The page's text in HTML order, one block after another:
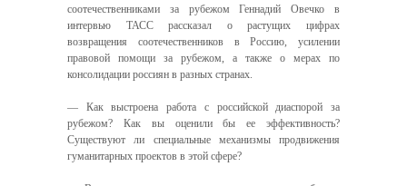
соотечественниками за рубежом Геннадий Овечко в
интервью ТАСС рассказал о растущих цифрах
возвращения соотечественников в Россию, усилении
правовой помощи за рубежом, а также о мерах по
консолидации россиян в разных странах.
— Как выстроена работа с российской диаспорой за
рубежом? Как вы оценили бы ее эффективность?
Существуют ли специальные механизмы продвижения
гуманитарных проектов в этой сфере?